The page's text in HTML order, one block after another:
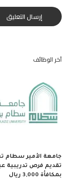
آخر الوظائف
جامعة الأمير سطام
تقديم فرص تدريبية
بمكافأة 3,000 ريال